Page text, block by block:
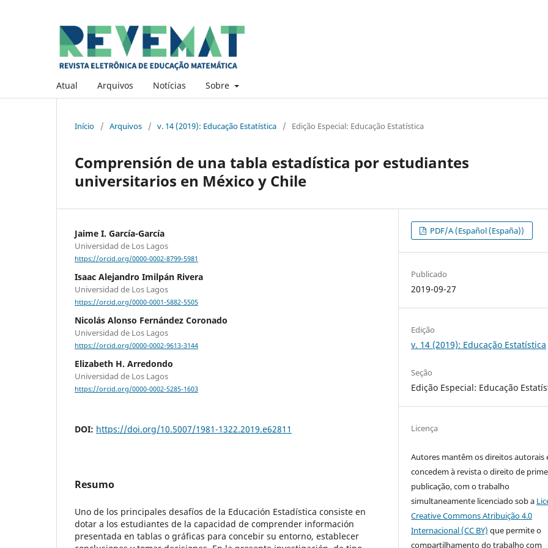
Atual Arquivos Notícias Sobre
Início / Arquivos / v. 14 (2019): Educação Estatística / Edição Especial: Educação Estatística
Comprensión de una tabla estadística por estudiantes
universitarios en México y Chile
Jaime I. García-García
Universidad de Los Lagos
https://orcid.org/0000-0002-8799-5981
Isaac Alejandro Imilpán Rivera
Universidad de Los Lagos
https://orcid.org/0000-0001-5882-5505
Nicolás Alonso Fernández Coronado
Universidad de Los Lagos
https://orcid.org/0000-0002-9613-3144
Elizabeth H. Arredondo
Universidad de Los Lagos
https://orcid.org/0000-0002-5285-1603
DOI: https://doi.org/10.5007/1981-1322.2019.e62811
Resumo
Uno de los principales desafíos de la Educación Estadística consiste en
dotar a los estudiantes de la capacidad de comprender información
presentada en tablas o gráficas para concebir su entorno, establecer
PDF/A (Español (España))
Publicado
2019-09-27
Edição
v. 14 (2019): Educação Estatística
Seção
Edição Especial: Educação
Licença
Autores mantêm os direitos autorais
concedem à revista o direito de
publicação, com o trabalho
simultaneamente licenciado sob a
Creative Commons Atribuição 4.0
Internacional (CC BY) que permite o
compartilhamento do trabalho com